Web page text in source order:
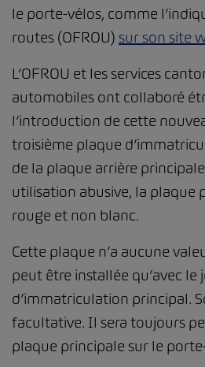
le porte-vélos, comme
routes (OFROU) sur son site
L’OFROU et les services
automobiles ont collaboré
l’introduction de cette
troisième plaque
de la plaque arrière
utilisation abusive, la plaque
rouge et non blanc.
Cette plaque n’a aucune
peut être installée qu’avec le
d’immatriculation principal.
facultative. Il sera toujours
plaque principale sur le